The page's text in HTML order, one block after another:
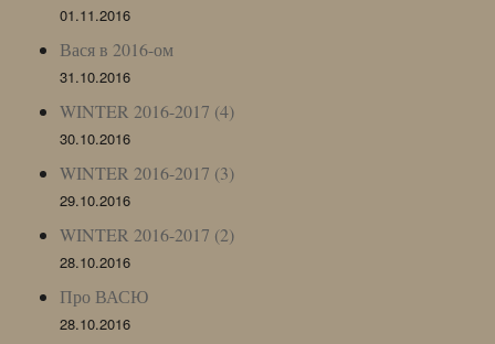
01.11.2016
Вася в 2016-ом
31.10.2016
WINTER 2016-2017 (4)
30.10.2016
WINTER 2016-2017 (3)
29.10.2016
WINTER 2016-2017 (2)
28.10.2016
Про ВАСЮ
28.10.2016